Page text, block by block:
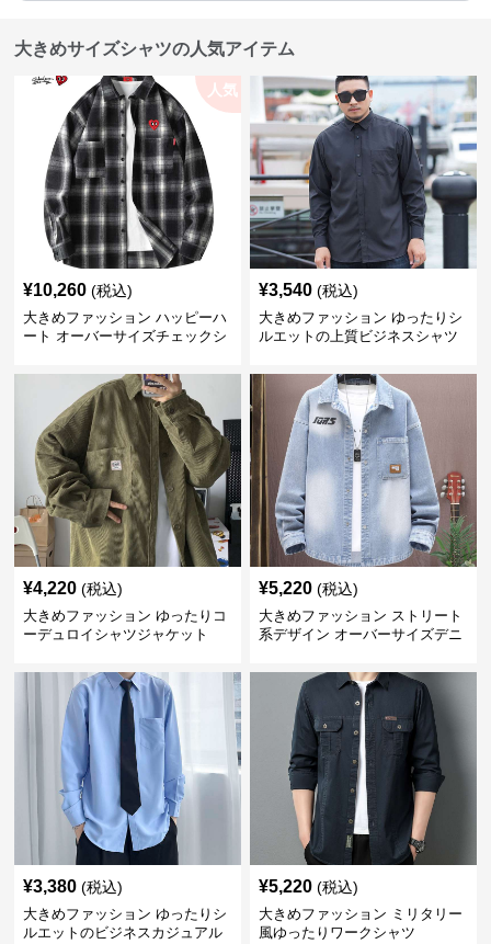
大きめサイズシャツの人気アイテム
人気
¥10,260 (税込)
大きめファッション ハッピーハ
ート オーバーサイズチェックシ
¥3,540 (税込)
大きめファッション ゆったりシ
ルエットの上質ビジネスシャツ
¥4,220 (税込)
大きめファッション ゆったりコ
ーデュロイシャツジャケット
¥5,220 (税込)
大きめファッション ストリート
系デザイン オーバーサイズデニ
¥3,380 (税込)
大きめファッション ゆったりシ
ルエットのビジネスカジュアル
¥5,220 (税込)
大きめファッション ミリタリー
風ゆったりワークシャツ